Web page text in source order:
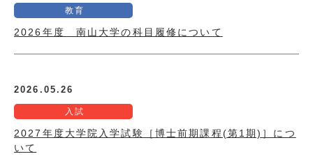
教育
2026年度 南山大学の科目履修について
2026.05.26
入試
2027年度大学院入学試験［博士前期課程(第1期)］につ
いて